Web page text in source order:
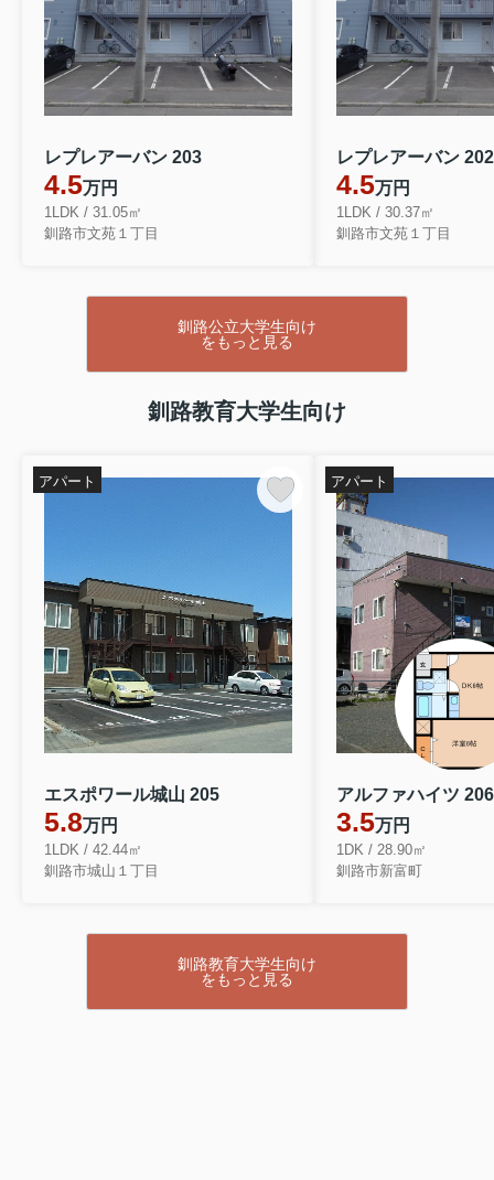
レプレアーバン 203
4.5万円
1LDK / 31.05㎡
釧路市文苑１丁目
レプレアーバン 202
4.5万円
1LDK / 30.37㎡
釧路市文苑１丁目
釧路公立大学生向け
をもっと見る
釧路教育大学生向け
エスポワール城山 205
5.8万円
1LDK / 42.44㎡
釧路市城山１丁目
アパート
アルファハイツ 206
3.5万円
1DK / 28.90㎡
釧路市新富町
アパート
釧路教育大学生向け
をもっと見る